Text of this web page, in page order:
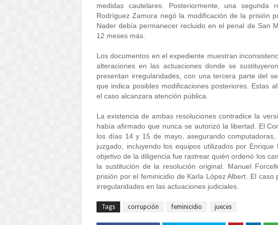
medidas cautelares. Posteriormente, una segunda
Rodríguez Zamora negó la modificación de la prisión
Nader debía permanecer recluido en el penal de San
12 meses más.
Los documentos en el expediente muestran
alteraciones en las actuaciones donde se
presentan irregularidades, con una tercera parte del
que indica posibles modificaciones posteriores. Estas
el caso alcanzara atención pública.
La existencia de ambas resoluciones contradice la
había afirmado que nunca se autorizó la libertad. El
los días 14 y 15 de mayo, asegurando
juzgado, incluyendo los equipos utilizados por
objetivo de la diligencia fue rastrear quién ordenó los
la sustitución de la resolución original. Manuel
prisión por el feminicidio de Karla López Albert. El
irregularidades en las actuaciones judiciales.
Tags corrupción feminicidio jueces